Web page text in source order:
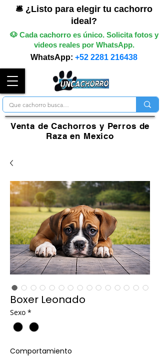
🛎️ ¿Listo para elegir tu cachorro
ideal?
🐶 Cada cachorro es único. Solicita fotos y
videos reales por WhatsApp.
WhatsApp: +52 2281 216438
Venta de Cachorros y Perros de
Raza en Mexico
Boxer Leonado
Sexo *
Comportamiento